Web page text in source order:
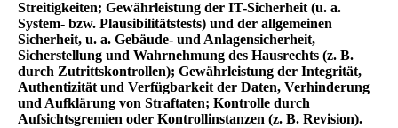
Streitigkeiten; Gewährleistung der IT-Sicherheit (u. a.
System- bzw. Plausibilitätstests) und der allgemeinen
Sicherheit, u. a. Gebäude- und Anlagensicherheit,
Sicherstellung und Wahrnehmung des Hausrechts (z. B.
durch Zutrittskontrollen); Gewährleistung der Integrität,
Authentizität und Verfügbarkeit der Daten, Verhinderung
und Aufklärung von Straftaten; Kontrolle durch
Aufsichtsgremien oder Kontrollinstanzen (z. B. Revision).